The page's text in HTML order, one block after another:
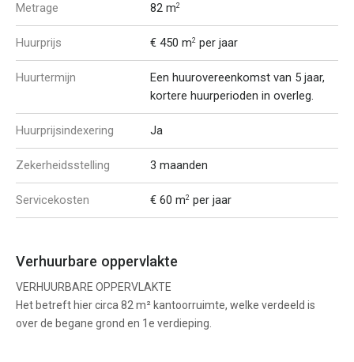
Metrage 82 m2
Huurprijs € 450 m2 per jaar
Huurtermijn
Een huurovereenkomst van 5 jaar,
kortere huurperioden in overleg.
Huurprijsindexering Ja
Zekerheidsstelling 3 maanden
Servicekosten € 60 m2 per jaar
Verhuurbare oppervlakte
VERHUURBARE OPPERVLAKTE
Het betreft hier circa 82 m² kantoorruimte, welke verdeeld is
over de begane grond en 1e verdieping.